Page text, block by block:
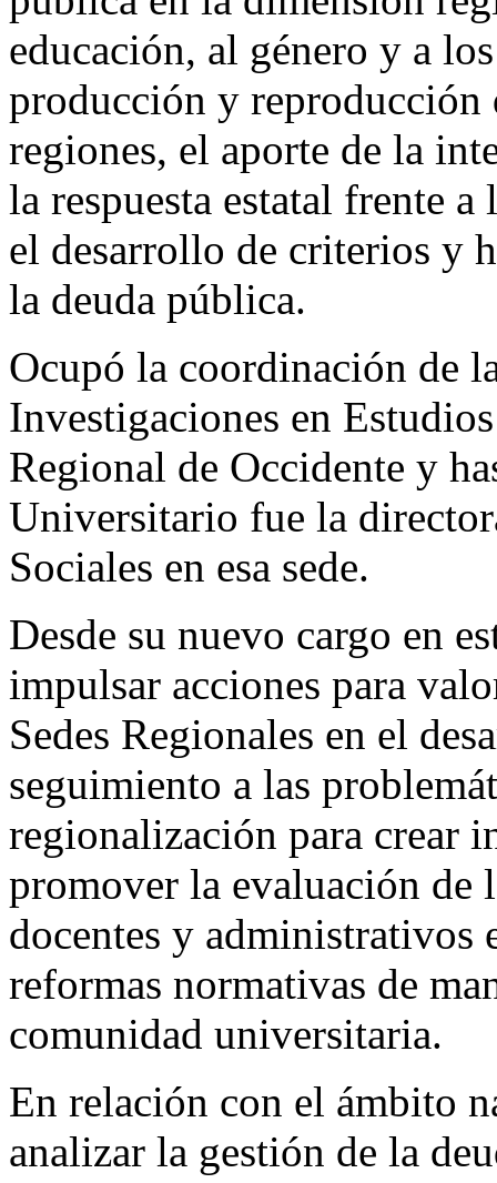
educación, al género y a
producción y reproducción
regiones, el aporte de la
la respuesta estatal frente
el desarrollo de criterios y
la deuda pública.
Ocupó la coordinación de
Investigaciones en
Regional de Occidente y
Universitario fue la
Sociales en esa sede.
Desde su nuevo cargo en
impulsar acciones para
Sedes Regionales en el
seguimiento a las
regionalización para crear
promover la evaluación de
docentes y
reformas normativas de
comunidad universitaria.
En relación con el ámbito
analizar la gestión de la